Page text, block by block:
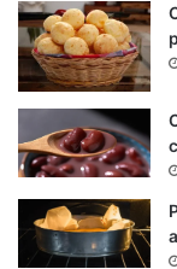
Quiche de milho
Filé mignon ao
Maminha assada